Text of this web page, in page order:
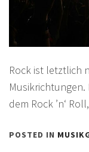
Rock ist letztlich
dem Rock ’n‘
POSTED IN